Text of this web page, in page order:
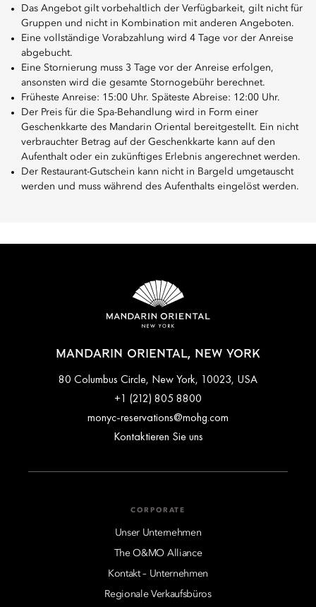
Das Angebot gilt vorbehaltlich der Verfügbarkeit, gilt nicht für
Gruppen und nicht in Kombination mit anderen Angeboten.
Eine vollständige Vorabzahlung wird 4 Tage vor der Anreise
abgebucht.
Eine Stornierung muss 3 Tage vor der Anreise erfolgen,
ansonsten wird die gesamte Stornogebühr berechnet.
Früheste Anreise: 15:00 Uhr. Späteste Abreise: 12:00 Uhr.
Der Preis für die Spa-Behandlung wird in Form einer
Geschenkkarte des Mandarin Oriental bereitgestellt. Ein nicht
verbrauchter Betrag auf der Geschenkkarte kann auf den
Aufenthalt oder ein zukünftiges Erlebnis angerechnet werden.
Der Restaurant-Gutschein kann nicht in Bargeld umgetauscht
werden und muss während des Aufenthalts eingelöst werden.
MANDARIN ORIENTAL, NEW YORK
80 Columbus Circle, New York, 10023, USA
+1 (212) 805 8800
monyc-reservations@mohg.com
Kontaktieren Sie uns
CORPORATE
Unser Unternehmen
The O&MO Alliance
Kontakt – Unternehmen
Regionale Verkaufsbüros